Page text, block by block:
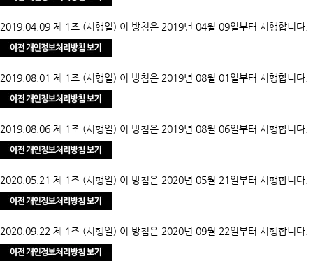
2019.04.09 제 1조 (시행일) 이 방침은 2019년 04월 09일부터 시행합니다.
2019.08.01 제 1조 (시행일) 이 방침은 2019년 08월 01일부터 시행합니다.
2019.08.06 제 1조 (시행일) 이 방침은 2019년 08월 06일부터 시행합니다.
2020.05.21 제 1조 (시행일) 이 방침은 2020년 05월 21일부터 시행합니다.
2020.09.22 제 1조 (시행일) 이 방침은 2020년 09월 22일부터 시행합니다.